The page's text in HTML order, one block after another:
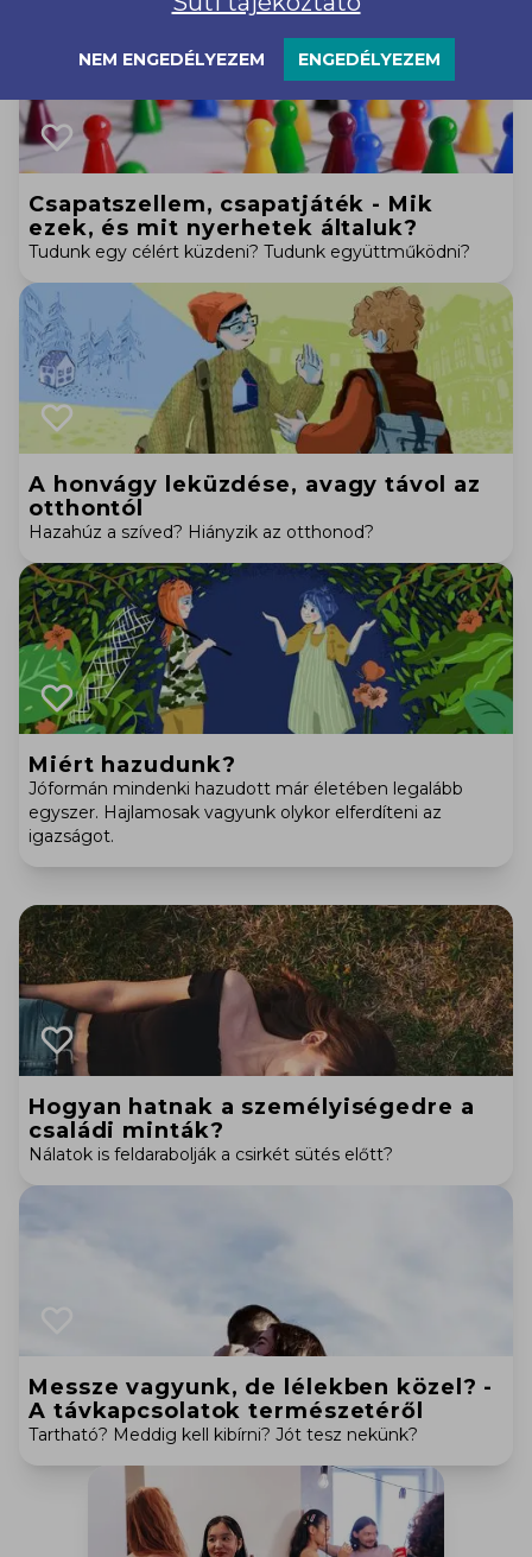
Csapatszellem, csapatjáték - Mik
ezek, és mit nyerhetek általuk?
Tudunk egy célért küzdeni? Tudunk együttműködni?
A honvágy leküzdése, avagy távol az
otthontól
Hazahúz a szíved? Hiányzik az otthonod?
Miért hazudunk?
Jóformán mindenki hazudott már életében legalább
egyszer. Hajlamosak vagyunk olykor elferdíteni az
igazságot.
Hogyan hatnak a személyiségedre a
családi minták?
Nálatok is feldarabolják a csirkét sütés előtt?
Messze vagyunk, de lélekben közel? -
A távkapcsolatok természetéről
Tartható? Meddig kell kibírni? Jót tesz nekünk?
NEM ENGEDÉLYEZEM ENGEDÉLYEZEM